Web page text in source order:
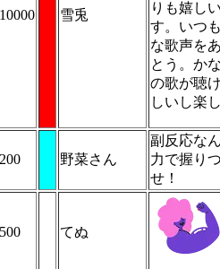
雪兎
りも嬉し
す。いつ
な歌声を
とう。か
の歌が聴
しいし楽
野菜さん
副反応な
力で握り
せ！
てぬ